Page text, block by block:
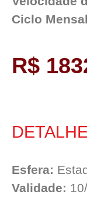
Ciclo
R$
Esfera:
Validade: